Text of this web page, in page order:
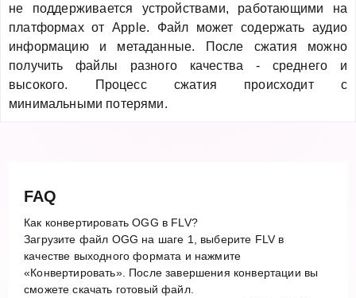
не поддерживается устройствами, работающими на
платформах от Apple. Файл может содержать аудио
информацию и метаданные. После сжатия можно
получить файлы разного качества - среднего и
высокого. Процесс сжатия происходит с
минимальными потерями.
FAQ
Как конвертировать OGG в FLV?
Загрузите файл OGG на шаге 1, выберите FLV в
качестве выходного формата и нажмите
«Конвертировать». После завершения конвертации вы
сможете скачать готовый файл.